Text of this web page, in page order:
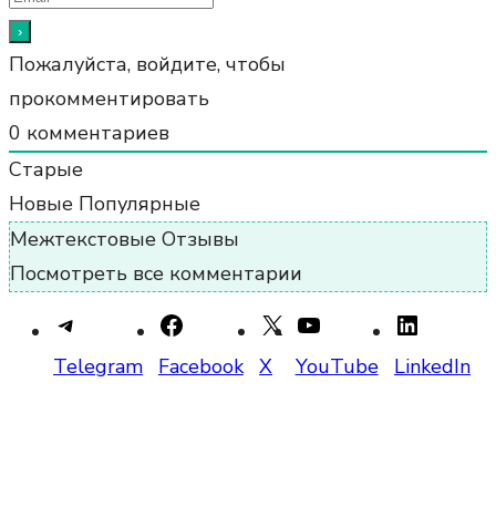
Пожалуйста, войдите, чтобы
прокомментировать
0 комментариев
Старые
Новые Популярные
Межтекстовые Отзывы
Посмотреть все комментарии
Telegram Facebook X YouTube LinkedIn